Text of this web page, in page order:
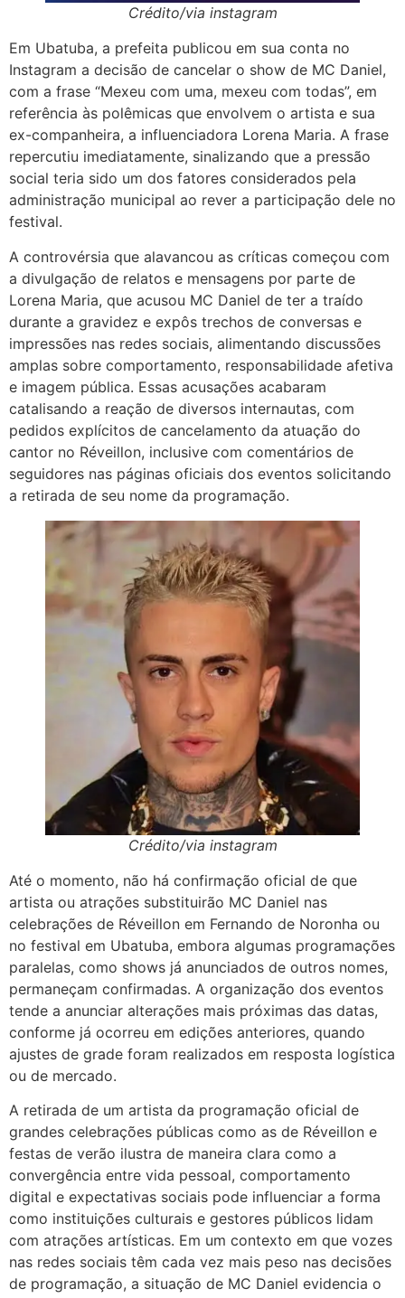
Crédito/via instagram
Em Ubatuba, a prefeita publicou em sua conta no
Instagram a decisão de cancelar o show de MC Daniel,
com a frase “Mexeu com uma, mexeu com todas”, em
referência às polêmicas que envolvem o artista e sua
ex-companheira, a influenciadora Lorena Maria. A frase
repercutiu imediatamente, sinalizando que a pressão
social teria sido um dos fatores considerados pela
administração municipal ao rever a participação dele no
festival.
A controvérsia que alavancou as críticas começou com
a divulgação de relatos e mensagens por parte de
Lorena Maria, que acusou MC Daniel de ter a traído
durante a gravidez e expôs trechos de conversas e
impressões nas redes sociais, alimentando discussões
amplas sobre comportamento, responsabilidade afetiva
e imagem pública. Essas acusações acabaram
catalisando a reação de diversos internautas, com
pedidos explícitos de cancelamento da atuação do
cantor no Réveillon, inclusive com comentários de
seguidores nas páginas oficiais dos eventos solicitando
a retirada de seu nome da programação.
Crédito/via instagram
Até o momento, não há confirmação oficial de que
artista ou atrações substituirão MC Daniel nas
celebrações de Réveillon em Fernando de Noronha ou
no festival em Ubatuba, embora algumas programações
paralelas, como shows já anunciados de outros nomes,
permaneçam confirmadas. A organização dos eventos
tende a anunciar alterações mais próximas das datas,
conforme já ocorreu em edições anteriores, quando
ajustes de grade foram realizados em resposta logística
ou de mercado.
A retirada de um artista da programação oficial de
grandes celebrações públicas como as de Réveillon e
festas de verão ilustra de maneira clara como a
convergência entre vida pessoal, comportamento
digital e expectativas sociais pode influenciar a forma
como instituições culturais e gestores públicos lidam
com atrações artísticas. Em um contexto em que vozes
nas redes sociais têm cada vez mais peso nas decisões
de programação, a situação de MC Daniel evidencia o